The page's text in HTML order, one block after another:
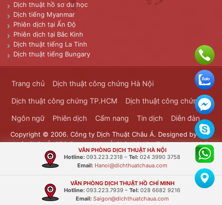
Dịch thuật hồ sơ du học
Dịch tiếng Myanmar
Phiên dịch tại Ấn Độ
Phiên dịch tại Bắc Kinh
Dịch thuật tiếng La Tinh
Dịch thuật tiếng Bungary
Trang chủ Dịch thuật công chứng Hà Nội
Dịch thuật công chứng TP.HCM Dịch thuật công chứng
Ngôn ngữ Phiên dịch Cẩm nang Tin dịch Diễn đàn
Copyright © 2006. Công ty Dịch Thuật Châu Á. Designed byDịch
thuật Châu Á. SEO Powered byÁ Châu Media. Transported Mails
Bưu Chính Đông Dương
VĂN PHÒNG DỊCH THUẬT HÀ NỘI
Hotline: 093.223.2318 – Tel: 024 3990 3758
Email: Hanoi@dichthuatchaua.com
VĂN PHÒNG DỊCH THUẬT HỒ CHÍ MINH
Hotline: 093.223.7939 – Tel: 028 6682 9216
Email: Saigon@dichthuatchaua.com